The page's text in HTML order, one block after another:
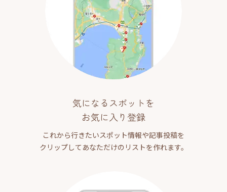
気になるスポットを
お気に入り登録
これから行きたいスポット情報や記事投稿を
クリップしてあなただけのリストを作れます。